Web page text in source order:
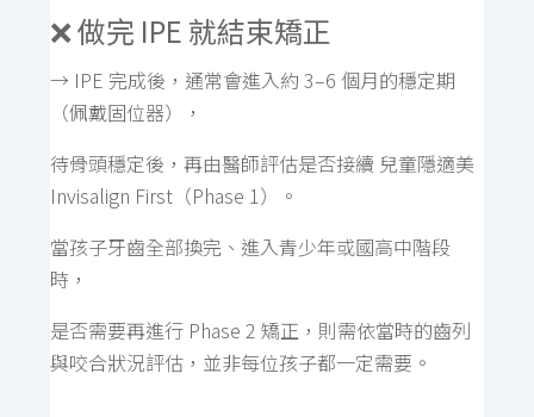
❌ 做完 IPE 就結束矯正
→ IPE 完成後，通常會進入約 3–6 個月的穩定期
（佩戴固位器），
待骨頭穩定後，再由醫師評估是否接續 兒童隱適美
Invisalign First（Phase 1）。
當孩子牙齒全部換完、進入青少年或國高中階段
時，
是否需要再進行 Phase 2 矯正，則需依當時的齒列
與咬合狀況評估，並非每位孩子都一定需要。